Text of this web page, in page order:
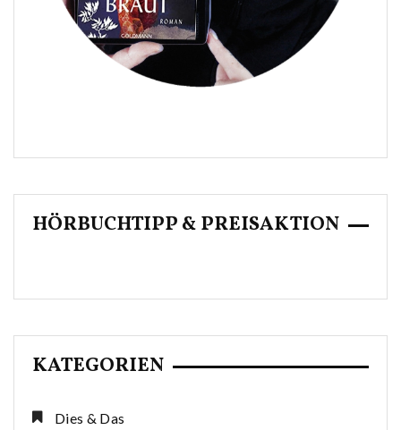
HÖRBUCHTIPP & PREISAKTION
KATEGORIEN
Dies & Das